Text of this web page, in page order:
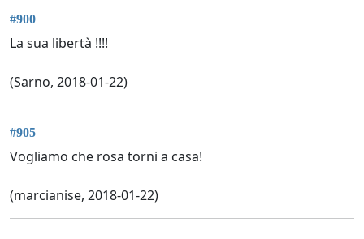
#900
La sua libertà !!!!
(Sarno, 2018-01-22)
#905
Vogliamo che rosa torni a casa!
(marcianise, 2018-01-22)